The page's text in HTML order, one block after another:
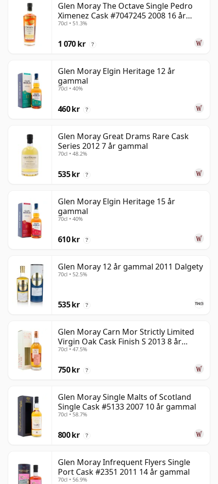
Glen Moray The Octave Single Pedro
Ximenez Cask #7047245 2008 16 år
gammal
70cl • 51.3%
1 070 kr ?
Glen Moray Elgin Heritage 12 år
gammal
70cl • 40%
460 kr ?
Glen Moray Great Drams Rare Cask
Series 2012 7 år gammal
70cl • 48.2%
535 kr ?
Glen Moray Elgin Heritage 15 år
gammal
70cl • 40%
610 kr ?
Glen Moray 12 år gammal 2011 Dalgety
70cl • 52.5%
535 kr ?
Glen Moray Carn Mor Strictly Limited
Virgin Oak Cask Finish S 2013 8 år
gammal
70cl • 47.5%
750 kr ?
Glen Moray Single Malts of Scotland
Single Cask #5133 2007 10 år gammal
70cl • 58.7%
800 kr ?
Glen Moray Infrequent Flyers Single
Port Cask #2351 2011 14 år gammal
70cl • 56.9%